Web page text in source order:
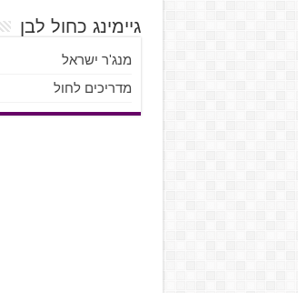
גיימינג כחול לבן
מנג'ר ישראל
מדריכים לחול